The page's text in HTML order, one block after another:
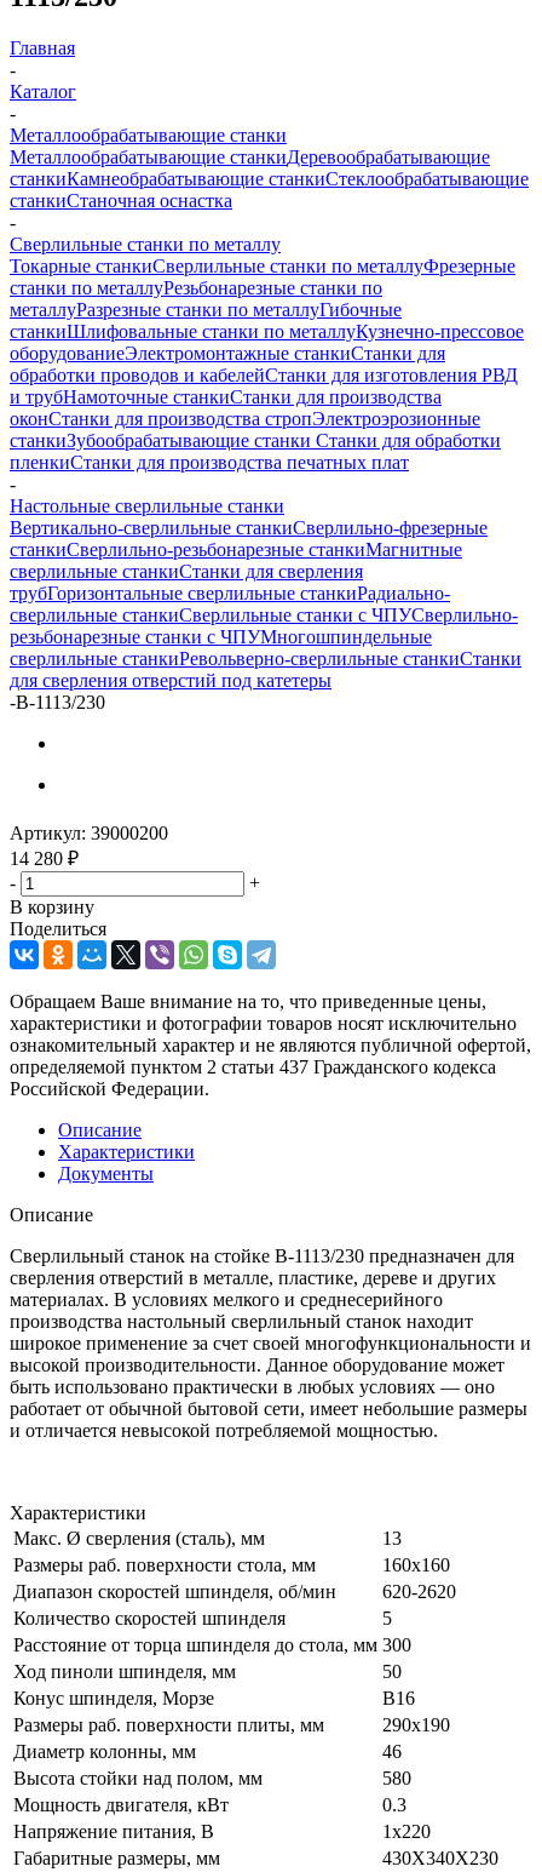
Главная
-
Каталог
-
Металлообрабатывающие станки
Металлообрабатывающие станкиДеревообрабатывающие
станкиКамнеобрабатывающие станкиСтеклообрабатывающие
станкиСтаночная оснастка
-
Сверлильные станки по металлу
Токарные станкиСверлильные станки по металлуФрезерные
станки по металлуРезьбонарезные станки по
металлуРазрезные станки по металлуГибочные
станкиШлифовальные станки по металлуКузнечно-прессовое
оборудованиеЭлектромонтажные станкиСтанки для
обработки проводов и кабелейСтанки для изготовления РВД
и трубНамоточные станкиСтанки для производства
оконСтанки для производства стропЭлектроэрозионные
станкиЗубообрабатывающие станки Станки для обработки
пленкиСтанки для производства печатных плат
-
Настольные сверлильные станки
Вертикально-сверлильные станкиСверлильно-фрезерные
станкиСверлильно-резьбонарезные станкиМагнитные
сверлильные станкиСтанки для сверления
трубГоризонтальные сверлильные станкиРадиально-
сверлильные станкиСверлильные станки с ЧПУСверлильно-
резьбонарезные станки с ЧПУМногошпиндельные
сверлильные станкиРевольверно-сверлильные станкиСтанки
для сверления отверстий под катетеры
-B-1113/230
Артикул: 39000200
14 280 ₽
-
+
В корзину
Поделиться
Обращаем Ваше внимание на то, что приведенные цены,
характеристики и фотографии товаров носят исключительно
ознакомительный характер и не являются публичной офертой,
определяемой пунктом 2 статьи 437 Гражданского кодекса
Российской Федерации.
Описание
Характеристики
Документы
Описание
Сверлильный станок на стойке В-1113/230 предназначен для
сверления отверстий в металле, пластике, дереве и других
материалах. В условиях мелкого и среднесерийного
производства настольный сверлильный станок находит
широкое применение за счет своей многофункциональности и
высокой производительности. Данное оборудование может
быть использовано практически в любых условиях — оно
работает от обычной бытовой сети, имеет небольшие размеры
и отличается невысокой потребляемой мощностью.
Характеристики
Макс. Ø сверления (сталь), мм
13
Размеры раб. поверхности стола, мм
160х160
Диапазон скоростей шпинделя, об/мин
620-2620
Количество скоростей шпинделя
5
Расстояние от торца шпинделя до стола, мм 300
Ход пиноли шпинделя, мм
50
Конус шпинделя, Морзе
B16
Размеры раб. поверхности плиты, мм
290х190
Диаметр колонны, мм
46
Высота стойки над полом, мм
580
Мощность двигателя, кВт
0.3
Напряжение питания, В
1x220
Габаритные размеры, мм
430X340X230